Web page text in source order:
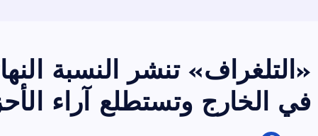
«التلغراف» تنشر النسبة
في الخارج وتستطلع آراء